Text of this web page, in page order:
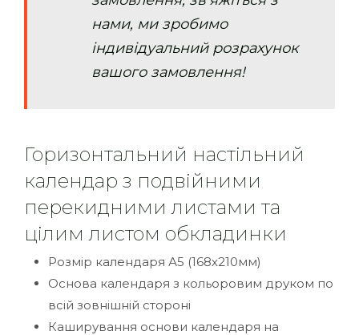
нами, ми зробимо
індивідуальний розрахунок
вашого замовлення!
Горизонтальний настільний
календар з подвійними
перекидними листами та
цілим листом обкладинки
Розмір календаря А5 (168х210мм)
Основа календаря з кольоровим друком по
всій зовнішній стороні
Каширування основи календаря на